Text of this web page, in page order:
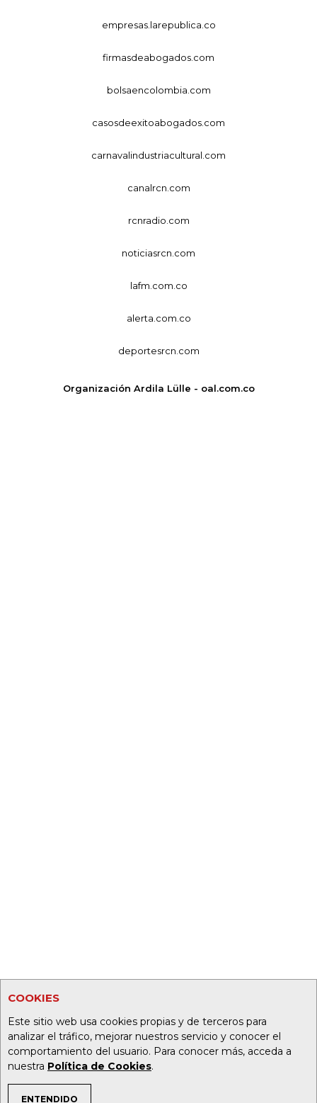
COOKIES
Este sitio web usa cookies propias y de terceros para
analizar el tráfico, mejorar nuestros servicio y conocer el
comportamiento del usuario. Para conocer más, acceda a
nuestra Política de Cookies.
ENTENDIDO
empresas.larepublica.co
firmasdeabogados.com
bolsaencolombia.com
casosdeexitoabogados.com
carnavalindustriacultural.com
canalrcn.com
rcnradio.com
noticiasrcn.com
lafm.com.co
alerta.com.co
deportesrcn.com
Organización Ardila Lülle - oal.com.co